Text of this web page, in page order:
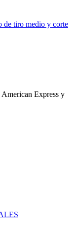
de tiro medio y corte
American Express y